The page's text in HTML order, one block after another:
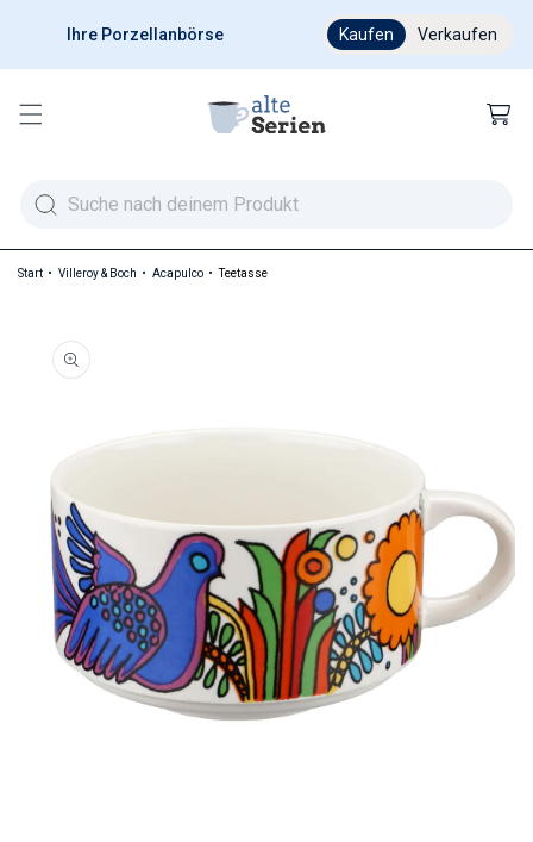
Ihre Porzellanbörse Ab 200 €
Kaufen Verkaufen
Start Villeroy & Boch Acapulco Teetasse